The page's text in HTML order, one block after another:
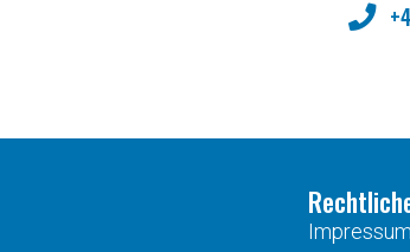
Impressum